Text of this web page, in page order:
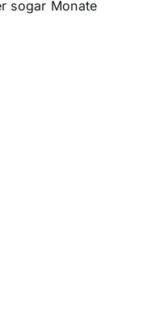
sogar Monate